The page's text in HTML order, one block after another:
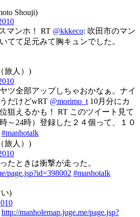
Shouji)
マンホ！ RT @kkkeco: 吹田市のマン
てて足元みて胸キュンでした。
旅人）)
ツ全部アップしちゃおかなぁ。ナイ
だけどwRT @morimo_t 10月分にカ
狙えるかも！ RT このツイート見て
～24時）登録した２４個って、１０
#manhotalk
旅人）)
たときは衝撃が走った。
page.jsp?id=398002 #manhotalk
)
http://manholemap.juge.me/page.jsp?